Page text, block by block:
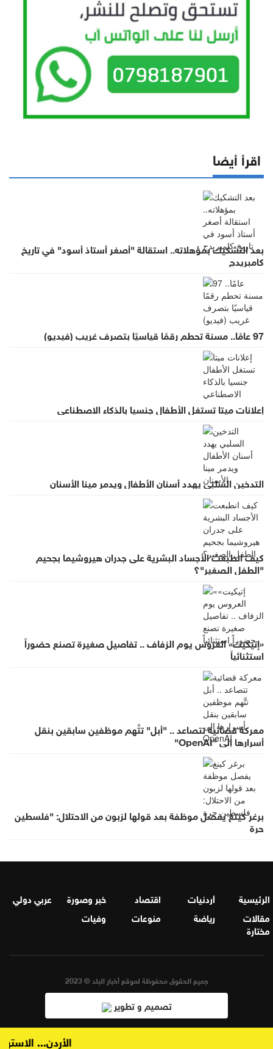
اقرأ أيضا
بعد التشكيك بمؤهلاته.. استقالة "أصغر أستاذ أسود" في تاريخ
كامبريدج
97 عامًا.. مسنة تحطم رقمًا قياسيًا بتصرف غريب (فيديو)
إعلانات ميتا تستغل الأطفال جنسيا بالذكاء الاصطناعي
التدخين السلبي يهدد أسنان الأطفال ويدمر مينا الأسنان
كيف انطبعت الأجساد البشرية على جدران هيروشيما بجحيم
"الطفل الصغير"؟
«إتيكيت» العروس يوم الزفاف .. تفاصيل صغيرة تصنع حضوراً
استثنائياً
معركة قضائية تتصاعد .. "أبل" تتَّهم موظفين سابقين بنقل
أسرارها إلى "OpenAI"
برغر كينغ يفصل موظفة بعد قولها لزبون من الاحتلال: "فلسطين
حرة
الأردن...
الرئيسية أردنيات اقتصاد خبر وصورة
عربي دولي
مقالات
مختارة
رياضة منوعات وفيات
جميع الحقوق محفوظة لموقع أخبار البلد © 2023
تصميم و تطوير